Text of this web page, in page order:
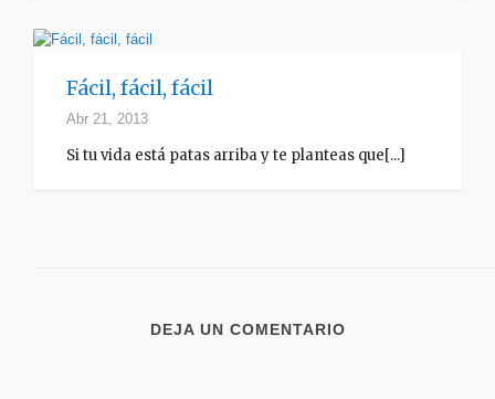
Fácil, fácil, fácil
Abr 21, 2013
Si tu vida está patas arriba y te planteas que[...]
DEJA UN COMENTARIO